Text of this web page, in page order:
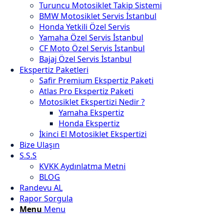
Turuncu Motosiklet Takip Sistemi
BMW Motosiklet Servis İstanbul
Honda Yetkili Özel Servis
Yamaha Özel Servis İstanbul
CF Moto Özel Servis İstanbul
Bajaj Özel Servis İstanbul
Ekspertiz Paketleri
Safir Premium Ekspertiz Paketi
Atlas Pro Ekspertiz Paketi
Motosiklet Ekspertizi Nedir ?
Yamaha Ekspertiz
Honda Ekspertiz
İkinci El Motosiklet Ekspertizi
Bize Ulaşın
S.S.S
KVKK Aydınlatma Metni
BLOG
Randevu AL
Rapor Sorgula
Menu Menu